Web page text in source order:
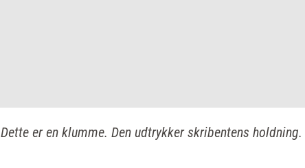
Dette er en klumme. Den udtrykker skribentens holdning.